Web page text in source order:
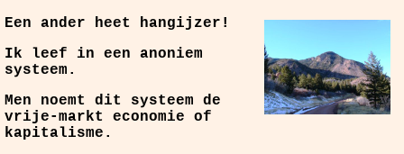
Een ander heet hangijzer!
Ik leef in een anoniem
systeem.
Men noemt dit systeem de
vrije-markt economie of
kapitalisme.